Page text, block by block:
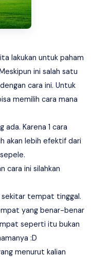
lakukan untuk paham
ini salah satu
cara ini. Untuk
memilih cara mana
ada. Karena 1 cara
akan lebih efektif dari
cara ini silahkan
sekitar tempat tinggal.
yang benar-benar
seperti itu bukan
:D
menurut kalian